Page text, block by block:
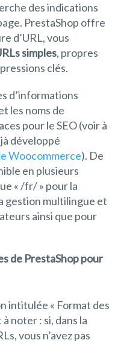
des indications
PrestaShop offre
d’URL, vous
simples, propres
clés.
d’informations
les noms de
pour le SEO (voir à
développé
Woocommerce). De
en plusieurs
« /fr/ » pour la
gestion multilingue et
ainsi que pour
de PrestaShop pour
intitulée « Format des
noter : si, dans la
vous n’avez pas